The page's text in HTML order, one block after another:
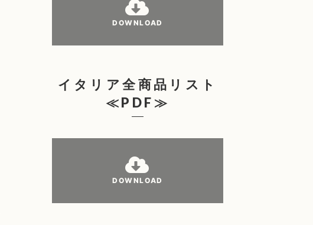
DOWNLOAD
イタリア全商品リスト
≪PDF≫
DOWNLOAD